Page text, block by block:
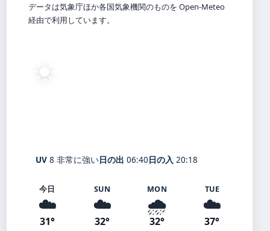
データは気象庁ほか各国気象機関のものを Open-Meteo
経由で利用しています。
☀️
UV 8 非常に強い日の出 06:40日の入 20:18
今日
☁️
31°
SUN
☁️
32°
MON
🌧️
32°
TUE
☁️
37°